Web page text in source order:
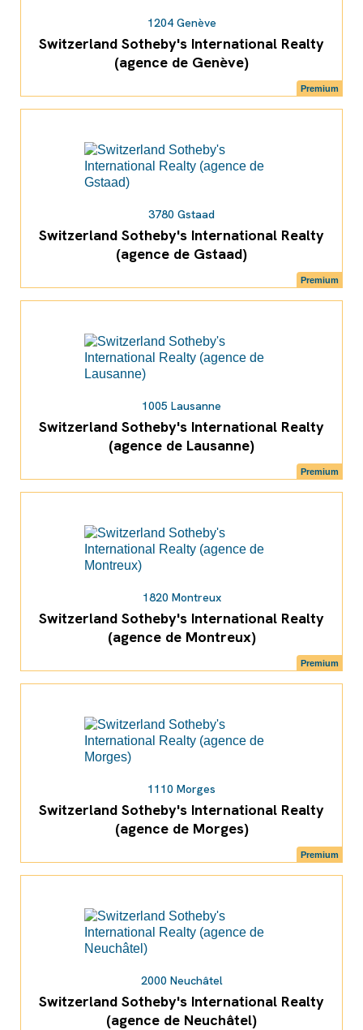
Premium
1204 Genève
Switzerland Sotheby's International Realty
(agence de Genève)
Premium
3780 Gstaad
Switzerland Sotheby's International Realty
(agence de Gstaad)
Premium
1005 Lausanne
Switzerland Sotheby's International Realty
(agence de Lausanne)
Premium
1820 Montreux
Switzerland Sotheby's International Realty
(agence de Montreux)
Premium
1110 Morges
Switzerland Sotheby's International Realty
(agence de Morges)
2000 Neuchâtel
Switzerland Sotheby's International Realty
(agence de Neuchâtel)